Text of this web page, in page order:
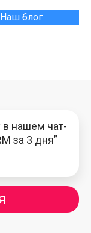
Наш блог
в нашем чат-
за 3 дня”